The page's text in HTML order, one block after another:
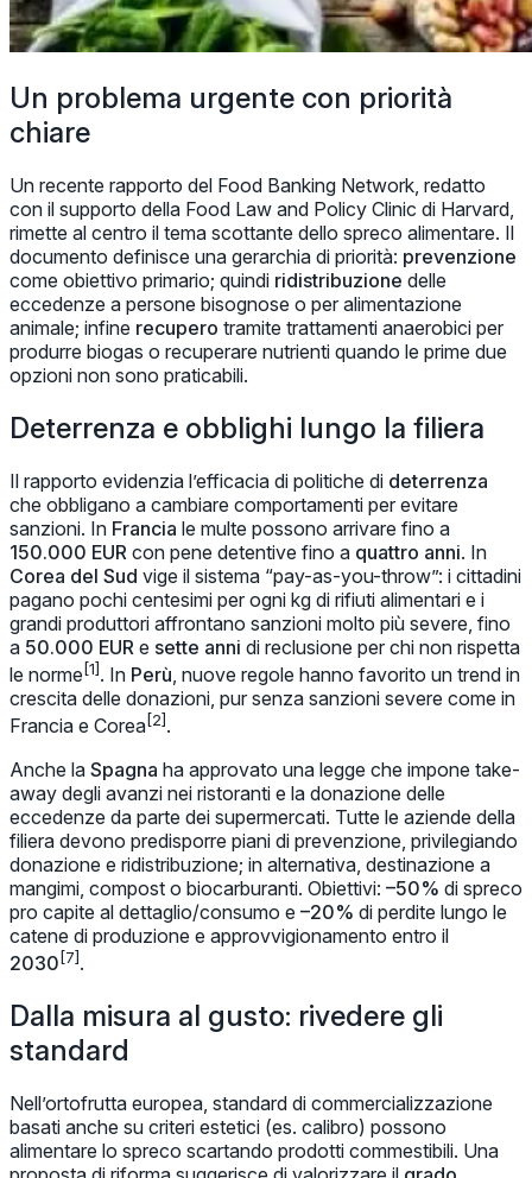
Un problema urgente con priorità
chiare
Un recente rapporto del Food Banking Network, redatto
con il supporto della Food Law and Policy Clinic di Harvard,
rimette al centro il tema scottante dello spreco alimentare. Il
documento definisce una gerarchia di priorità: prevenzione
come obiettivo primario; quindi ridistribuzione delle
eccedenze a persone bisognose o per alimentazione
animale; infine recupero tramite trattamenti anaerobici per
produrre biogas o recuperare nutrienti quando le prime due
opzioni non sono praticabili.
Deterrenza e obblighi lungo la filiera
Il rapporto evidenzia l’efficacia di politiche di deterrenza
che obbligano a cambiare comportamenti per evitare
sanzioni. In Francia le multe possono arrivare fino a
150.000 EUR con pene detentive fino a quattro anni. In
Corea del Sud vige il sistema “pay-as-you-throw”: i cittadini
pagano pochi centesimi per ogni kg di rifiuti alimentari e i
grandi produttori affrontano sanzioni molto più severe, fino
a 50.000 EUR e sette anni di reclusione per chi non rispetta
le norme [1]. In Perù, nuove regole hanno favorito un trend in
crescita delle donazioni, pur senza sanzioni severe come in
Francia e Corea[2].
Anche la Spagna ha approvato una legge che impone take-
away degli avanzi nei ristoranti e la donazione delle
eccedenze da parte dei supermercati. Tutte le aziende della
filiera devono predisporre piani di prevenzione, privilegiando
donazione e ridistribuzione; in alternativa, destinazione a
mangimi, compost o biocarburanti. Obiettivi: –50% di spreco
pro capite al dettaglio/consumo e –20% di perdite lungo le
catene di produzione e approvvigionamento entro il
2030[7].
Dalla misura al gusto: rivedere gli
standard
Nell’ortofrutta europea, standard di commercializzazione
basati anche su criteri estetici (es. calibro) possono
alimentare lo spreco scartando prodotti commestibili. Una